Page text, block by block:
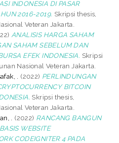
INDONESIA DI PASAR
2016-2019. Skripsi thesis,
Veteran Jakarta.
ANALISIS HARGA SAHAM
SAHAM SEBELUM DAN
EFEK INDONESIA. Skripsi
Nasional Veteran Jakarta.
.
(2022) PERLINDUNGAN
BITCOIN
Skripsi thesis,
Veteran Jakarta.
.
(2022) RANCANG BANGUN
WEBSITE
CODEIGNITER 4 PADA